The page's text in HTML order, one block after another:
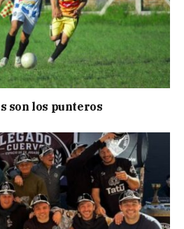
son los punteros